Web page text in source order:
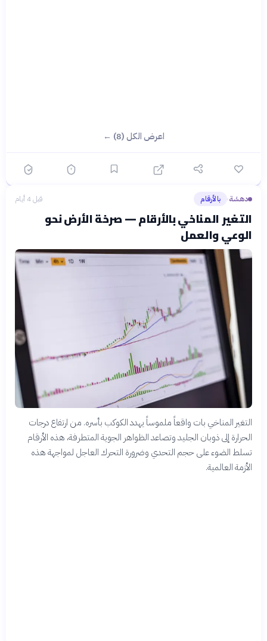
اعرض الكل (8) ←
دهشة› بالأرقام قبل 4 أيام
التغير المناخي بالأرقام — صرخة الأرض نحو
الوعي والعمل
التغير المناخي بات واقعاً ملموساً يهدد الكوكب بأسره. من ارتفاع درجات
الحرارة إلى ذوبان الجليد وتصاعد الظواهر الجوية المتطرفة، هذه الأرقام
تسلط الضوء على حجم التحدي وضرورة التحرك العاجل لمواجهة هذه
الأزمة العالمية.